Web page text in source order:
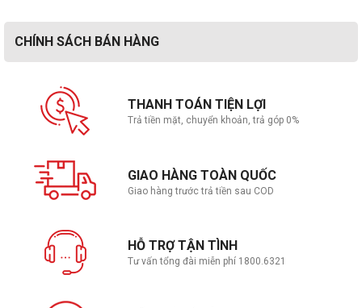
CHÍNH SÁCH BÁN HÀNG
THANH TOÁN TIỆN LỢI
Trả tiền mặt, chuyển khoản, trả góp 0%
GIAO HÀNG TOÀN QUỐC
Giao hàng trước trả tiền sau COD
HỖ TRỢ TẬN TÌNH
Tư vấn tổng đài miễn phí 1800.6321